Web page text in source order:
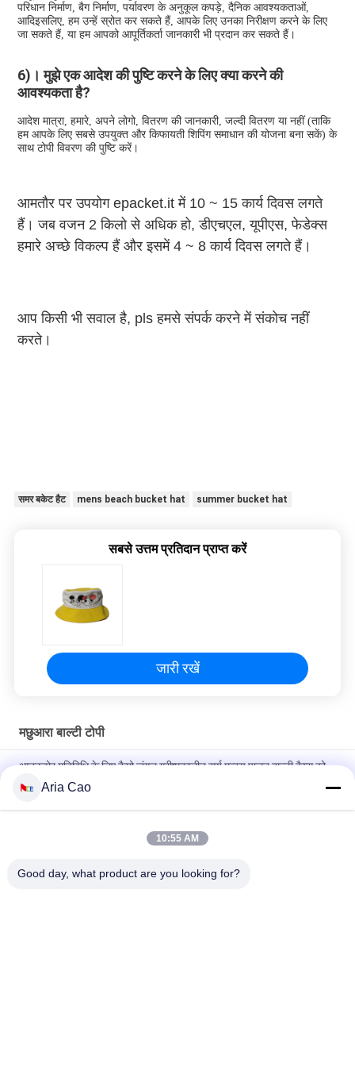
परिधान निर्माण, बैग निर्माण, पर्यावरण के अनुकूल कपड़े, दैनिक आवश्यकताओं,
आदिइसलिए, हम उन्हें स्रोत कर सकते हैं, आपके लिए उनका निरीक्षण करने के लिए
जा सकते हैं, या हम आपको आपूर्तिकर्ता जानकारी भी प्रदान कर सकते हैं।
6)। मुझे एक आदेश की पुष्टि करने के लिए क्या करने की
आवश्यकता है?
आदेश मात्रा, हमारे, अपने लोगो, वितरण की जानकारी, जल्दी वितरण या नहीं (ताकि
हम आपके लिए सबसे उपयुक्त और किफायती शिपिंग समाधान की योजना बना सकें) के
साथ टोपी विवरण की पुष्टि करें।
आमतौर पर उपयोग epacket.it में 10 ~ 15 कार्य दिवस लगते
हैं। जब वजन 2 किलो से अधिक हो, डीएचएल, यूपीएस, फेडेक्स
हमारे अच्छे विकल्प हैं और इसमें 4 ~ 8 कार्य दिवस लगते हैं।
आप किसी भी सवाल है, pls हमसे संपर्क करने में संकोच नहीं
करते।
समर बकेट हैट mens beach bucket hat summer bucket hat
सबसे उत्तम प्रतिदान प्राप्त करें
जारी रखें
मछुआरा बाल्टी टोपी
आउटडोर गतिविधि के लिए कैमो जंगल ग्रीष्मकालीन सूर्य मत्स्य पालन बाल्टी कैप्स को
अनुकूलित करें
New fashion children or adult size customize logo design
Aria Cao
10:55 AM
Good day, what product are you looking for?